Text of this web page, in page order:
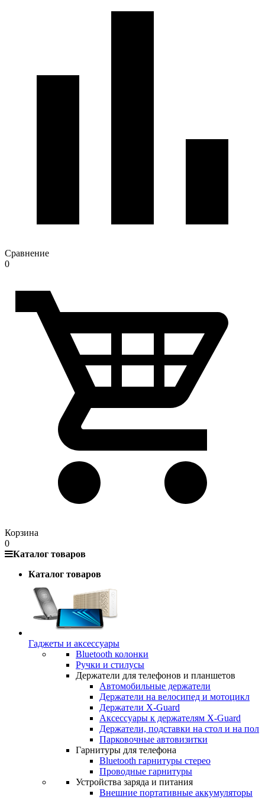
Сравнение
0
Корзина
0
Каталог товаров
Каталог товаров
Гаджеты и аксессуары
Bluetooth колонки
Ручки и стилусы
Держатели для телефонов и планшетов
Автомобильные держатели
Держатели на велосипед и мотоцикл
Держатели X-Guard
Аксессуары к держателям X-Guard
Держатели, подставки на стол и на пол
Парковочные автовизитки
Гарнитуры для телефона
Bluetooth гарнитуры стерео
Проводные гарнитуры
Устройства заряда и питания
Внешние портативные аккумуляторы